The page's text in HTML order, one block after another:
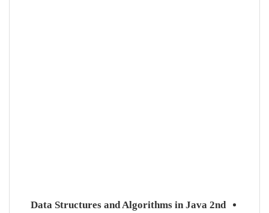
Data Structures and Algorithms in Java 2nd